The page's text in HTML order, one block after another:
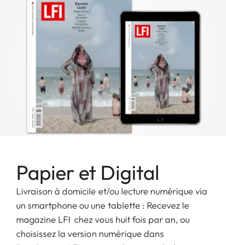
Papier et Digital
Livraison à domicile et/ou lecture numérique via
un smartphone ou une tablette : Recevez le
magazine LFI chez vous huit fois par an, ou
choisissez la version numérique dans